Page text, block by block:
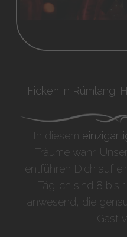
Ficken in Rümlang:
In diesem
Träume wahr.
entführen Dich auf
Täglich sind 8 bis
anwesend, die
Gast